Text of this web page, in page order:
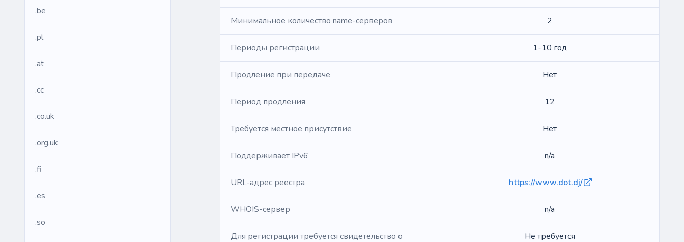
.be
.pl
.at
.cc
.co.uk
.org.uk
.fi
.es
.so
Минимальное количество name-серверов 2
Периоды регистрации 1-10 год
Продление при передаче Нет
Период продления 12
Требуется местное присутствие Нет
Поддерживает IPv6 n/a
URL-адрес реестра https://www.dot.dj/
WHOIS-сервер n/a
Для регистрации требуется свидетельство о
Не требуется